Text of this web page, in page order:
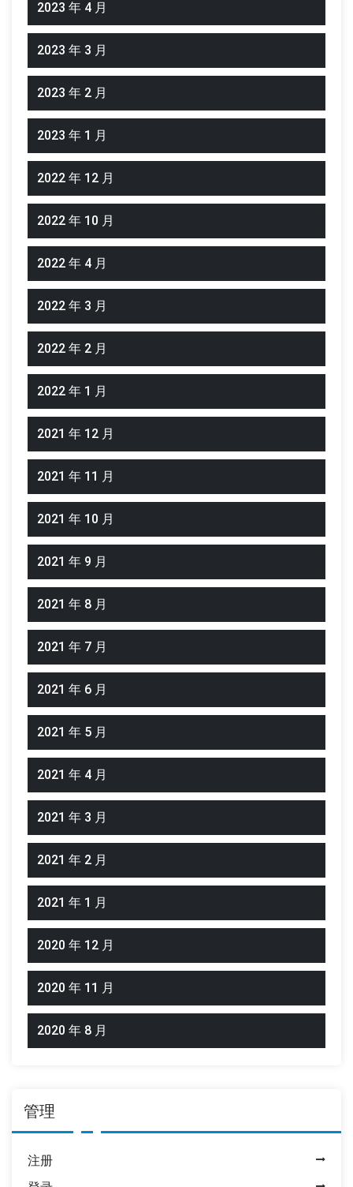
2023 年 4 月
2023 年 3 月
2023 年 2 月
2023 年 1 月
2022 年 12 月
2022 年 10 月
2022 年 4 月
2022 年 3 月
2022 年 2 月
2022 年 1 月
2021 年 12 月
2021 年 11 月
2021 年 10 月
2021 年 9 月
2021 年 8 月
2021 年 7 月
2021 年 6 月
2021 年 5 月
2021 年 4 月
2021 年 3 月
2021 年 2 月
2021 年 1 月
2020 年 12 月
2020 年 11 月
2020 年 8 月
管理
注册